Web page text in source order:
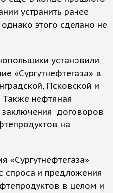
устранить ранее
этого сделано не
установили
«Сургутнефтегаза» в
Псковской и
Также нефтяная
заключения договоров
на
«Сургутнефтегаза»
спроса и предложения
в целом и